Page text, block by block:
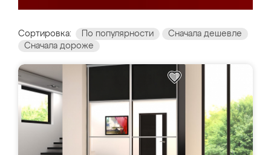
Сортировка: По популярности
Сначала дешевле
Сначала дороже